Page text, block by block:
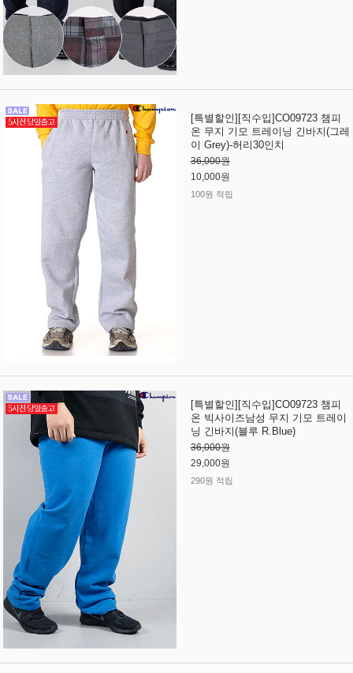
[특별할인][직수입]CO09723 챔피
온 무지 기모 트레이닝 긴바지(그레
이 Grey)-허리30인치
36,000원
10,000원
100원 적립
[특별할인][직수입]CO09723 챔피
온 빅사이즈남성 무지 기모 트레이
닝 긴바지(블루 R.Blue)
36,000원
29,000원
290원 적립